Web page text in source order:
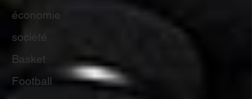
économie
société
Basket
Football